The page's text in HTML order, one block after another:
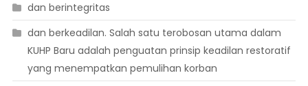
dan berintegritas
dan berkeadilan. Salah satu terobosan utama dalam
KUHP Baru adalah penguatan prinsip keadilan restoratif
yang menempatkan pemulihan korban